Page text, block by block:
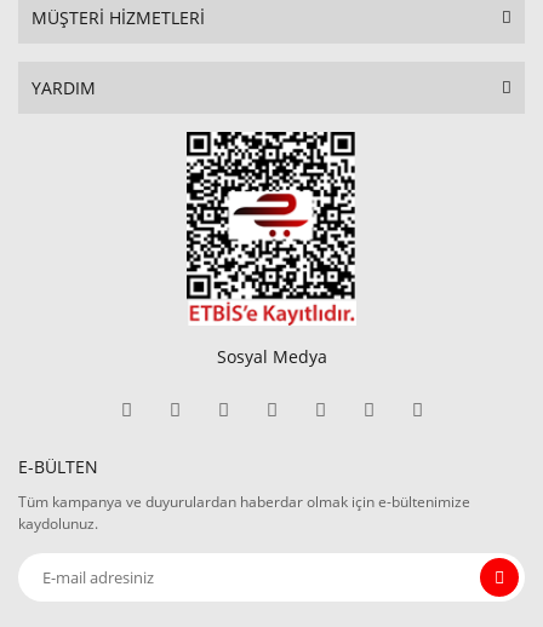
MÜŞTERİ HİZMETLERİ
YARDIM
Sosyal Medya
E-BÜLTEN
Tüm kampanya ve duyurulardan haberdar olmak için e-bültenimize
kaydolunuz.